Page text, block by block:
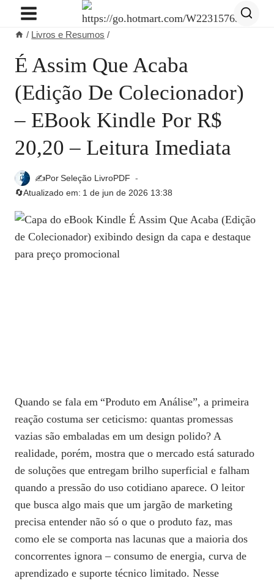
Pular
Conteúdo
/ Livros e Resumos /
É Assim Que Acaba
(Edição De Colecionador)
– EBook Kindle Por R$
20,20 – Leitura Imediata
✍️PorSeleção LivroPDF
🔄Atualizado em: 1 de jun de 2026 13:38
Quando se fala em “Produto em Análise”, a primeira
reação costuma ser ceticismo: quantas promessas
vazias são embaladas em um design polido? A
realidade, porém, mostra que o mercado está saturado
de soluções que entregam brilho superficial e falham
quando a pressão do uso cotidiano aparece. O leitor
que busca algo mais que um jargão de marketing
precisa entender não só o que o produto faz, mas
como ele se comporta nas lacunas que a maioria dos
concorrentes ignora – consumo de energia, curva de
aprendizado e suporte técnico limitado. Nesse